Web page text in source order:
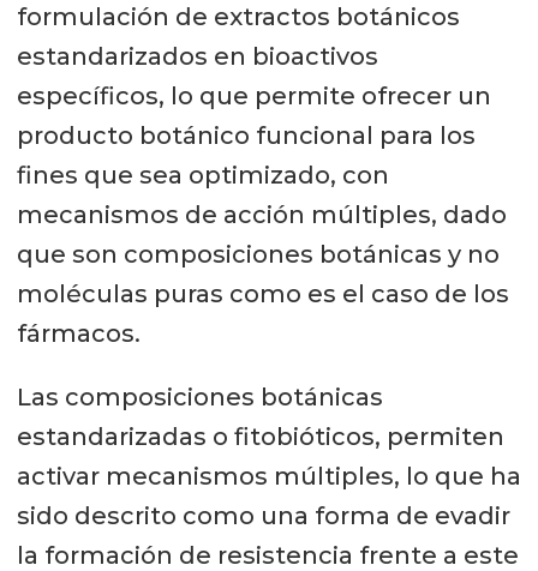
formulación de extractos botánicos
estandarizados en bioactivos
específicos, lo que permite ofrecer un
producto botánico funcional para los
fines que sea optimizado, con
mecanismos de acción múltiples, dado
que son composiciones botánicas y no
moléculas puras como es el caso de los
fármacos.
Las composiciones botánicas
estandarizadas o fitobióticos, permiten
activar mecanismos múltiples, lo que ha
sido descrito como una forma de evadir
la formación de resistencia frente a este